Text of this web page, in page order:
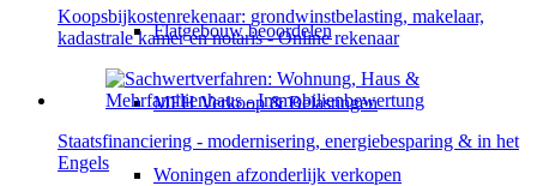
Flatgebouw beoordelen
MFH Verkoop & Belastingen
Woningen afzonderlijk verkopen
Koopsbijkostenrekenaar: grondwinstbelasting, makelaar,
kadastrale kamer en notaris - Online rekenaar
Staatsfinanciering - modernisering, energiebesparing & in het
Engels